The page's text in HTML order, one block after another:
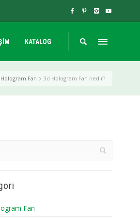
KATALOG
Fan 3d Hologram Fan nedir?
Fan